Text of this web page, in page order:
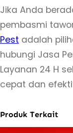
2
4
H
Jika Anda
pembasmi
Pest adalah
hubungi Jasa
Layanan 24 H
cepat dan
Produk Terkait